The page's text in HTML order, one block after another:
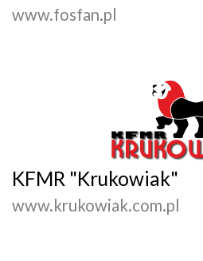
www.fosfan.pl
KFMR "Krukowiak"
www.krukowiak.com.pl